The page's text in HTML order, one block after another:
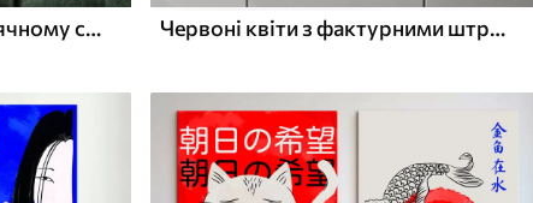
Японський пейзаж у сонячному світлі Червоні квіти з фактурними штрихами на світлому тлі